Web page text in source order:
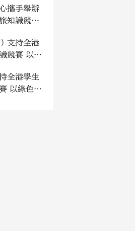
攜手舉辦
知識競賽
支持全港
以金
全港學生
工